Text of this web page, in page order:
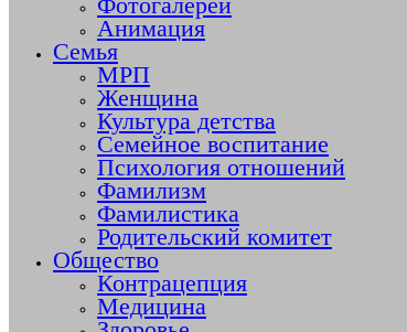
Фотогалереи
Анимация
Семья
МРП
Женщина
Культура детства
Семейное воспитание
Психология отношений
Фамилизм
Фамилистика
Родительский комитет
Общество
Контрацепция
Медицина